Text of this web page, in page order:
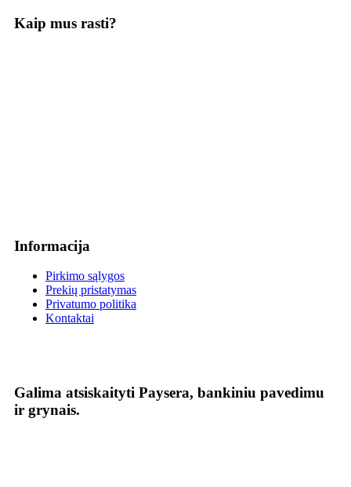
Kaip mus rasti?
Informacija
Pirkimo sąlygos
Prekių pristatymas
Privatumo politika
Kontaktai
Galima atsiskaityti Paysera, bankiniu pavedimu
ir grynais.